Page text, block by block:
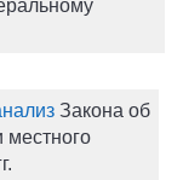
Закона об
местного